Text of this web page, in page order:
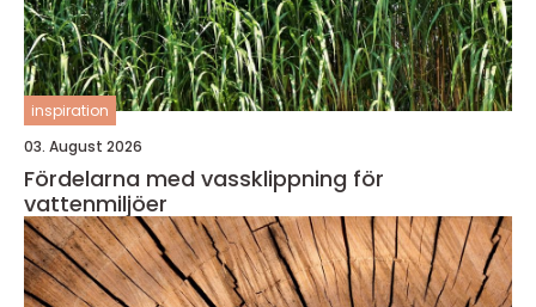
inspiration
03. August 2026
Fördelarna med vassklippning för
vattenmiljöer